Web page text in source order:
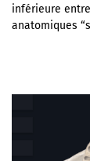
inférieure
anatomiques